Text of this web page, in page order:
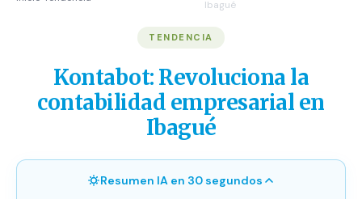
Publicidad Digital
Growth Youtube ↗
Ibagué
TENDENCIA
Kontabot: Revoluciona la
contabilidad empresarial en
Ibagué
Resumen IA en 30 segundos